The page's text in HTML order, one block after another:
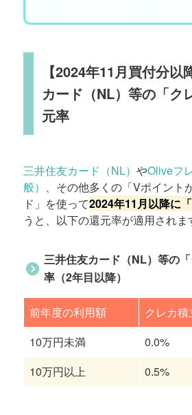
【2024年11月買付分以
カード（NL）等の「ク
元率
三井住友カード（NL）やOliveフ
般） 、その他多くの「Vポイント
ド」を使って2024年11月以降に
うと、以下の還元率が適用されま
三井住友カード（NL）等の
率（2年目以降）
前年度の利用額
クレカ
10万円未満
0.0%
10万円以上
0.5%